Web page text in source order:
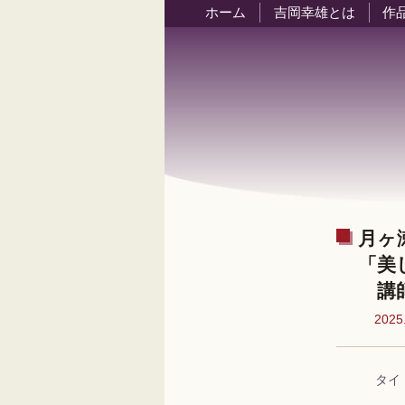
ホーム 吉岡幸雄とは 作
月ヶ
「
講
タイ